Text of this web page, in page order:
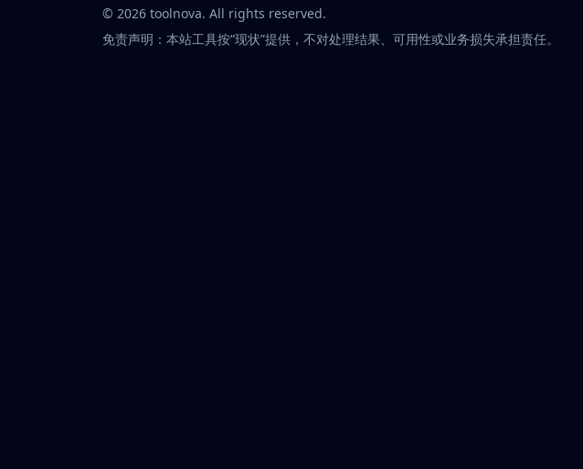
© 2026 toolnova. All rights reserved.
免责声明：本站工具按“现状”提供，不对处理结果、可用性或业务损失承担责任。